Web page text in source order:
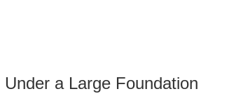
a Large Foundation